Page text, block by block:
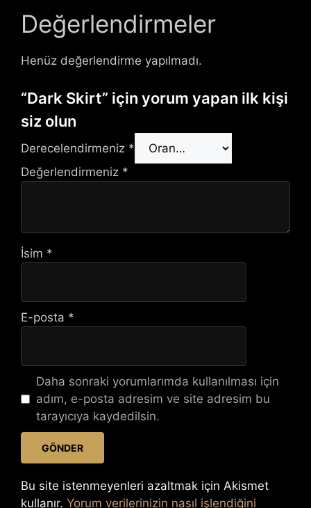
Değerlendirmeler
Henüz değerlendirme yapılmadı.
“Dark Skirt” için yorum yapan ilk kişi
siz olun
Derecelendirmeniz *
Değerlendirmeniz *
İsim *
E-posta *
Daha sonraki yorumlarımda kullanılması için
adım, e-posta adresim ve site adresim bu
tarayıcıya kaydedilsin.
Bu site istenmeyenleri azaltmak için Akismet
kullanır. Yorum verilerinizin nasıl işlendiğini